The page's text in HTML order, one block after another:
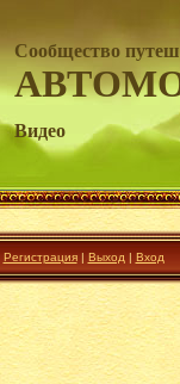
Сообщество
Видео
Регистрация| Выход | Вход